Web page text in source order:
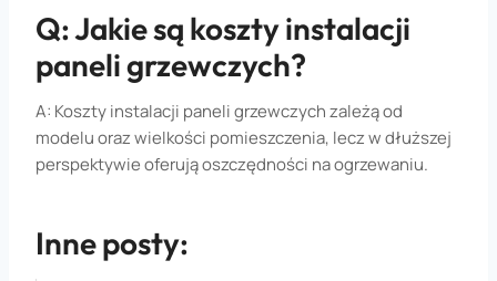
Q: Jakie są koszty instalacji
paneli grzewczych?
A: Koszty instalacji paneli grzewczych zależą od
modelu oraz wielkości pomieszczenia, lecz w dłuższej
perspektywie oferują oszczędności na ogrzewaniu.
Inne posty: